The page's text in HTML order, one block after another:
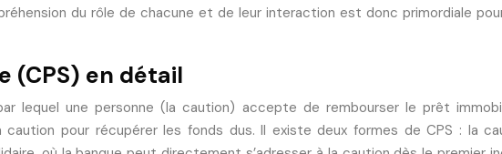
du rôle de chacune et de leur interaction est donc primordiale
(CPS) en détail
lequel une personne (la caution) accepte de rembourser le prêt
pour récupérer les fonds dus. Il existe deux formes de CPS : la